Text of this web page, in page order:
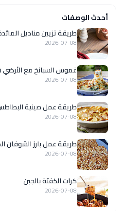
أحدث الوصفات
طريقة تزيين مناديل
2026-07-08
غموس السبانخ مع
2026-07-08
طريقة عمل صينية البطاطس
2026-07-08
طريقة عمل بارز الشوفان
2026-07-08
كرات الكفتة بالجبن
2026-07-08